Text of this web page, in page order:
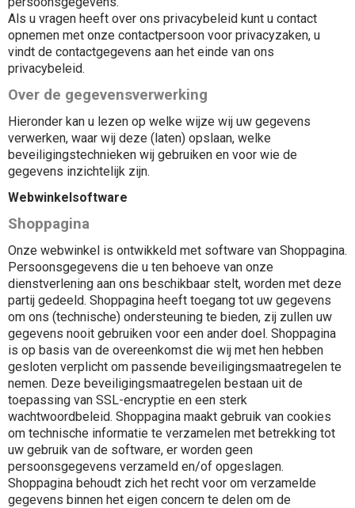
Als u vragen heeft over ons privacybeleid kunt u contact
opnemen met onze contactpersoon voor privacyzaken, u
vindt de contactgegevens aan het einde van ons
privacybeleid.
Over de gegevensverwerking
Hieronder kan u lezen op welke wijze wij uw gegevens
verwerken, waar wij deze (laten) opslaan, welke
beveiligingstechnieken wij gebruiken en voor wie de
gegevens inzichtelijk zijn.
Webwinkelsoftware
Shoppagina
Onze webwinkel is ontwikkeld met software van Shoppagina.
Persoonsgegevens die u ten behoeve van onze
dienstverlening aan ons beschikbaar stelt, worden met deze
partij gedeeld. Shoppagina heeft toegang tot uw gegevens
om ons (technische) ondersteuning te bieden, zij zullen uw
gegevens nooit gebruiken voor een ander doel. Shoppagina
is op basis van de overeenkomst die wij met hen hebben
gesloten verplicht om passende beveiligingsmaatregelen te
nemen. Deze beveiligingsmaatregelen bestaan uit de
toepassing van SSL-encryptie en een sterk
wachtwoordbeleid. Shoppagina maakt gebruik van cookies
om technische informatie te verzamelen met betrekking tot
uw gebruik van de software, er worden geen
persoonsgegevens verzameld en/of opgeslagen.
Shoppagina behoudt zich het recht voor om verzamelde
gegevens binnen het eigen concern te delen om de